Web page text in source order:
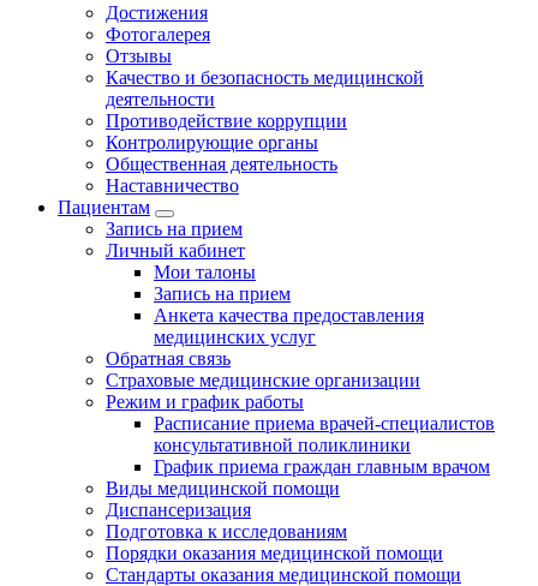
Достижения
Фотогалерея
Отзывы
Качество и безопасность медицинской
деятельности
Противодействие коррупции
Контролирующие органы
Общественная деятельность
Наставничество
Пациентам
Запись на прием
Личный кабинет
Мои талоны
Запись на прием
Анкета качества предоставления
медицинских услуг
Обратная связь
Страховые медицинские организации
Режим и график работы
Расписание приема врачей-специалистов
консультативной поликлиники
График приема граждан главным врачом
Виды медицинской помощи
Диспансеризация
Подготовка к исследованиям
Порядки оказания медицинской помощи
Стандарты оказания медицинской помощи